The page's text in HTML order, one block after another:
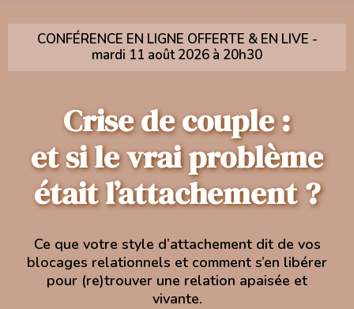
CONFÉRENCE EN LIGNE OFFERTE & EN LIVE -
mardi 11 août 2026 à 20h30
Crise de couple :
et si le vrai problème
était l’attachement ?
Ce que votre style d’attachement dit de vos
blocages relationnels et comment s’en libérer
pour (re)trouver une relation apaisée et
vivante.